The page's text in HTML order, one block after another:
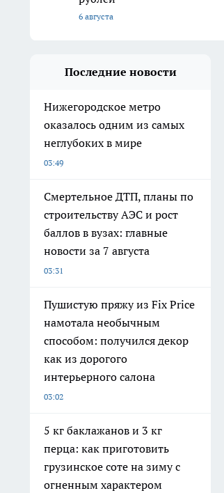
6 августа
Последние новости
Нижегородское метро
оказалось одним из самых
неглубоких в мире
03:49
Смертельное ДТП, планы по
строительству АЭС и рост
баллов в вузах: главные
новости за 7 августа
03:31
Пушистую пряжу из Fix Price
намотала необычным
способом: получился декор
как из дорогого
интерьерного салона
03:02
5 кг баклажанов и 3 кг
перца: как приготовить
грузинское соте на зиму с
огненным характером